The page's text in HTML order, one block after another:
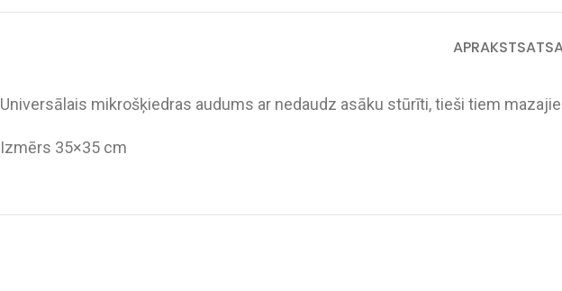
APRAKSTS
Universālais mikrošķiedras audums ar nedaudz asāku stūrīti, tieši tiem
Izmērs 35×35 cm